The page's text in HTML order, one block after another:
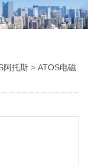
阿托斯 >ATOS电磁